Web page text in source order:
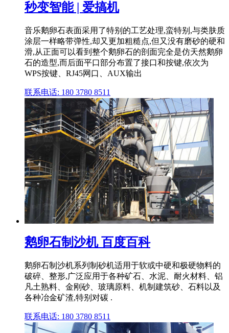
秒变智能 | 爱搞机
音乐鹅卵石表面采用了特别的工艺处理,蛮特别,与类肤质
涂层一样略带弹性,却又更加粗糙点,但又没有磨砂的硬和
滑,从正面可以看到整个鹅卵石的剖面完全是仿天然鹅卵
石的造型,而后面平口部分布置了接口和按键,依次为
WPS按键、RJ45网口、AUX输出
联系电话: 180 3780 8511
鹅卵石制沙机 百度百科
鹅卵石制沙机系列制砂机适用于软或中硬和极硬物料的
破碎、整形,广泛应用于各种矿石、水泥、耐火材料、铝
凡土熟料、金刚砂、玻璃原料、机制建筑砂、石料以及
各种冶金矿渣,特别对碳 .
联系电话: 180 3780 8511